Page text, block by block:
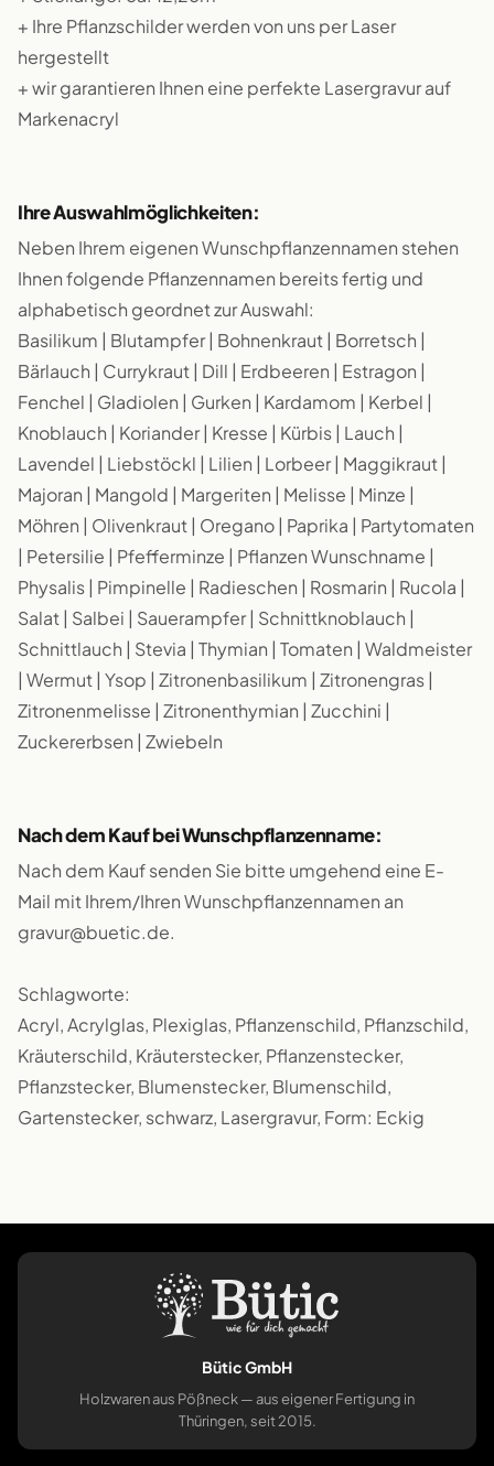
+ Ihre Pflanzschilder werden von uns per Laser
hergestellt
+ wir garantieren Ihnen eine perfekte Lasergravur auf
Markenacryl
Ihre Auswahlmöglichkeiten:
Neben Ihrem eigenen Wunschpflanzennamen stehen
Ihnen folgende Pflanzennamen bereits fertig und
alphabetisch geordnet zur Auswahl:
Basilikum | Blutampfer | Bohnenkraut | Borretsch |
Bärlauch | Currykraut | Dill | Erdbeeren | Estragon |
Fenchel | Gladiolen | Gurken | Kardamom | Kerbel |
Knoblauch | Koriander | Kresse | Kürbis | Lauch |
Lavendel | Liebstöckl | Lilien | Lorbeer | Maggikraut |
Majoran | Mangold | Margeriten | Melisse | Minze |
Möhren | Olivenkraut | Oregano | Paprika | Partytomaten
| Petersilie | Pfefferminze | Pflanzen Wunschname |
Physalis | Pimpinelle | Radieschen | Rosmarin | Rucola |
Salat | Salbei | Sauerampfer | Schnittknoblauch |
Schnittlauch | Stevia | Thymian | Tomaten | Waldmeister
| Wermut | Ysop | Zitronenbasilikum | Zitronengras |
Zitronenmelisse | Zitronenthymian | Zucchini |
Zuckererbsen | Zwiebeln
Nach dem Kauf bei Wunschpflanzenname:
Nach dem Kauf senden Sie bitte umgehend eine E-
Mail mit Ihrem/Ihren Wunschpflanzennamen an
gravur@buetic.de.
Schlagworte:
Acryl, Acrylglas, Plexiglas, Pflanzenschild, Pflanzschild,
Kräuterschild, Kräuterstecker, Pflanzenstecker,
Pflanzstecker, Blumenstecker, Blumenschild,
Gartenstecker, schwarz, Lasergravur, Form: Eckig
Bütic GmbH
Holzwaren aus Pößneck — aus eigener Fertigung in
Thüringen, seit 2015.